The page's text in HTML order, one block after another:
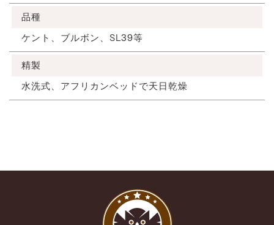
品種
ケント、ブルボン、SL39等
精製
水洗式、アフリカンベッドで天日乾燥